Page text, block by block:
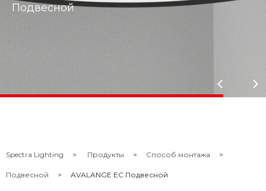
Подвесной
Spectra Lighting Продукты Способ монтажа
Подвесной AVALANGE EC Подвесной